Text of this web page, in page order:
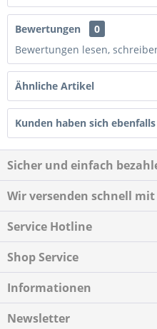
Bewertungen
0
Bewertungen lesen,
Ähnliche Artikel
Kunden haben sich
Sicher und einfach
Wir versenden schnell mit
Service Hotline
Shop Service
Informationen
Newsletter